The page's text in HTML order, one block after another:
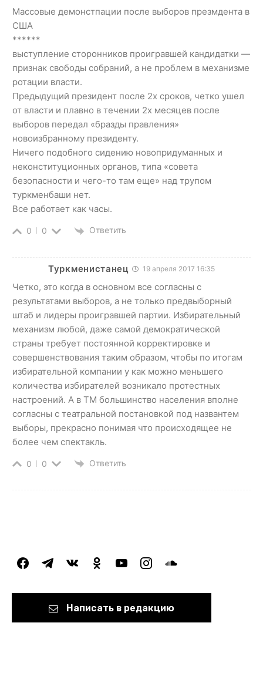
Массовые демонстпации после выборов презмдента в
США
******
выступление сторонников проигравшей кандидатки —
признак свободы собраний, а не проблем в механизме
ротации власти.
Предыдущий президент после 2х сроков, четко ушел
от власти и плавно в течении 2х месяцев после
выборов передал «бразды правления»
новоизбранному президенту.
Ничего подобного сидению новопридуманных и
неконституционных органов, типа «совета
безопасности и чего-то там еще» над трупом
туркменбаши нет.
Все работает как часы.
0 0 Ответить
Туркменистанец 19 апреля 2017 16:35
Четко, это когда в основном все согласны с
результатами выборов, а не только предвыборный
штаб и лидеры проигравшей партии. Избирательный
механизм любой, даже самой демократической
страны требует постоянной корректировке и
совершенствования таким образом, чтобы по итогам
избирательной компании у как можно меньшего
количества избирателей возникало протестных
настроений. А в ТМ большинство населения вполне
согласны с театральной постановкой под названтем
выборы, прекрасно понимая что происходящее не
более чем спектакль.
0 0 Ответить
facebooktelegramvkontakteodnoklassniki
youtubeinstagramsoundcloud
Написать в редакцию